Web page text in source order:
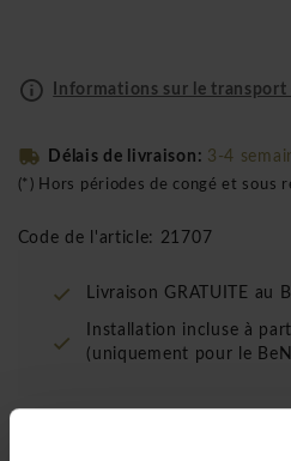
Informations sur le
Délais de livraison: 3-4
(*) Hors périodes de congé et sous
Code de l'article: 21707
Livraison GRATUITE au
Installation incluse à
(uniquement pour le
La Cloison universelle